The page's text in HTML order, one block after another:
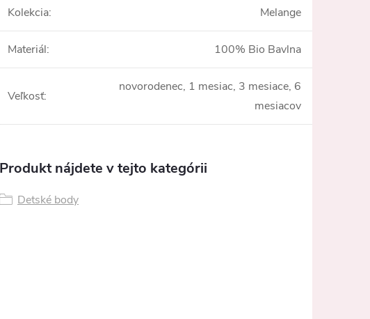
Kolekcia: Melange
Materiál: 100% Bio Bavlna
Veľkosť:
novorodenec, 1 mesiac, 3 mesiace, 6
mesiacov
Produkt nájdete v tejto kategórii
Detské body